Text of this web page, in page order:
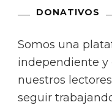
DONATIVOS
Somos una
independiente y
nuestros
seguir